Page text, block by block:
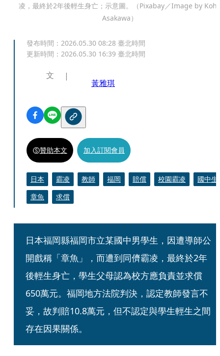
凌，最終於2年後輕生身亡；示意圖。（Pixabay／Image by
Asakawa）
發布時間： 2026.05.30 08:28 臺北時間
更新時間： 2026.05.30 16:39 臺北時間
文
黃雅琪
贊助本文 加入訂閱會員
日本 霸凌 教師 福岡 賠償 校園霸凌
國中生
章魚
求償
日本福岡縣福岡市立某國中男學生，因遭導師公
開戲稱「章魚」，而遭到同儕霸凌，最終於2年
後輕生身亡，學生父母認為校方應負責並求償
650萬元。福岡地方法院判決，認定教師發言不
妥，故判賠10.8萬元，但不認定與學生輕生之間
存在因果關係。